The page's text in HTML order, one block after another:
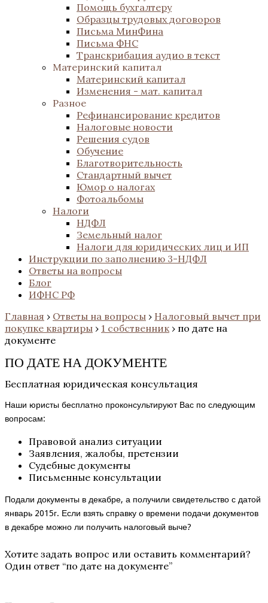
Помощь бухгалтеру
Образцы трудовых договоров
Письма МинФина
Письма ФНС
Транскрибация аудио в текст
Материнский капитал
Материнский капитал
Изменения - мат. капитал
Разное
Рефинансирование кредитов
Налоговые новости
Решения судов
Обучение
Благотворительность
Стандартный вычет
Юмор о налогах
Фотоальбомы
Налоги
НДФЛ
Земельный налог
Налоги для юридических лиц и ИП
Инструкции по заполнению 3-НДФЛ
Ответы на вопросы
Блог
ИФНС РФ
Главная › Ответы на вопросы › Налоговый вычет при
покупке квартиры › 1 собственник › по дате на
документе
ПО ДАТЕ НА ДОКУМЕНТЕ
Бесплатная юридическая консультация
Наши юристы бесплатно проконсультируют Вас по следующим
вопросам:
Правовой анализ ситуации
Заявления, жалобы, претензии
Судебные документы
Письменные консультации
Подали документы в декабре, а получили свидетельство с датой
январь 2015г. Если взять справку о времени подачи документов
в декабре можно ли получить налоговый выче?
Хотите задать вопрос или оставить комментарий?
Один ответ “по дате на документе”